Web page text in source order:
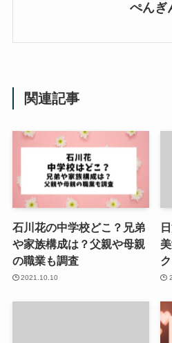
ぺんぎ
関連記事
石川花の中学校どこ？兄弟
や家族構成は？父親や母親
の職業も調査
2021.10.10